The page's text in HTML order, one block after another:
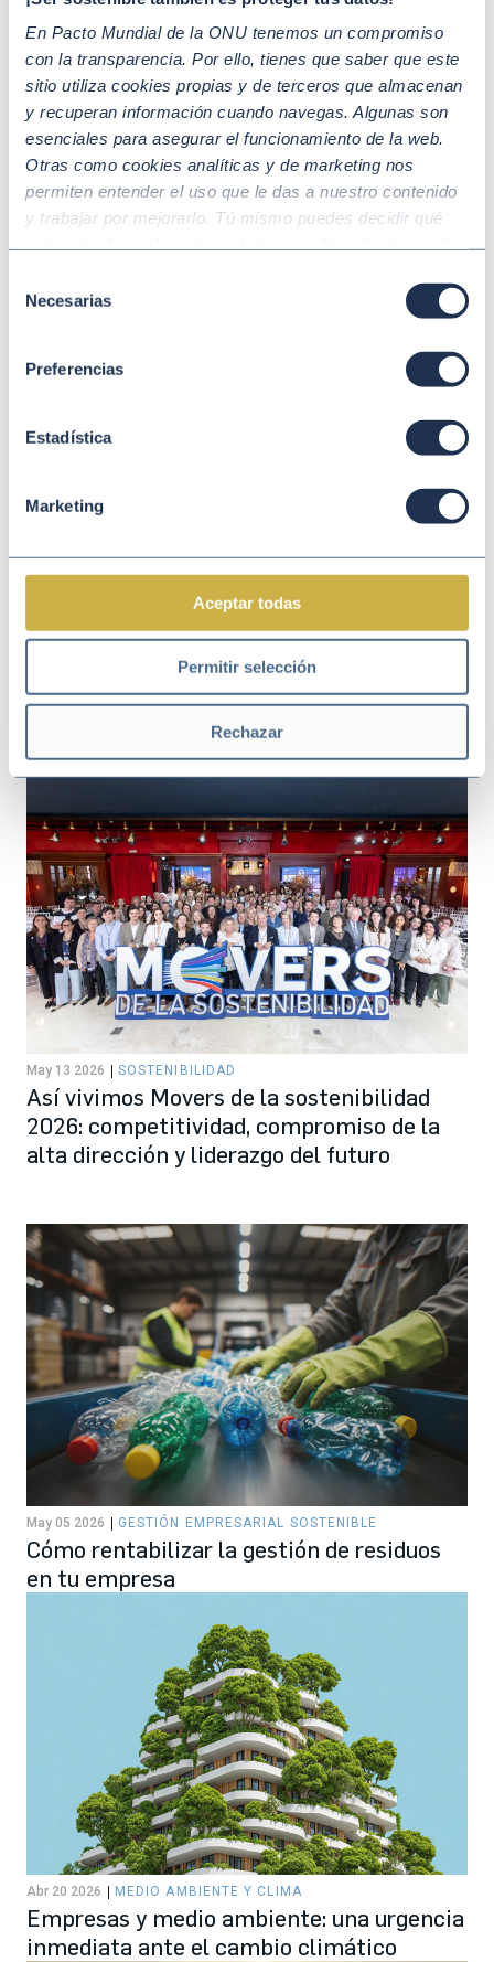
En Pacto Mundial de la ONU tenemos un compromiso
con la transparencia. Por ello, tienes que saber que este
sitio utiliza cookies propias y de terceros que almacenan
y recuperan información cuando navegas. Algunas son
esenciales para asegurar el funcionamiento de la web.
Otras como cookies analíticas y de marketing nos
permiten entender el uso que le das a nuestro contenido
y trabajar por mejorarlo. Tú mismo puedes decidir qué
quieras que recojamos ninguna información dándole al
Necesarias
Preferencias
Estadística
Marketing
Aceptar todas
Permitir selección
Rechazar
Jun 08 2026
empresarial
MEDIO AMBIENTE Y CLIMA
No te quedes en escuchar. Actúa y
demuestra que eres un ‘Mover por el
May 13 2026 SOSTENIBILIDAD
Así vivimos Movers de la sostenibilidad
2026: competitividad, compromiso de la
alta dirección y liderazgo del futuro
May 05 2026 GESTIÓN EMPRESARIAL SOSTENIBLE
Cómo rentabilizar la gestión de residuos
en tu empresa
Abr 20 2026 MEDIO AMBIENTE Y CLIMA
Empresas y medio ambiente: una urgencia
inmediata ante el cambio climático